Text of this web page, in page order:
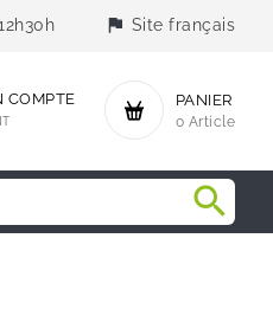
flag Site français
PANIER
0 Article
COMPTE